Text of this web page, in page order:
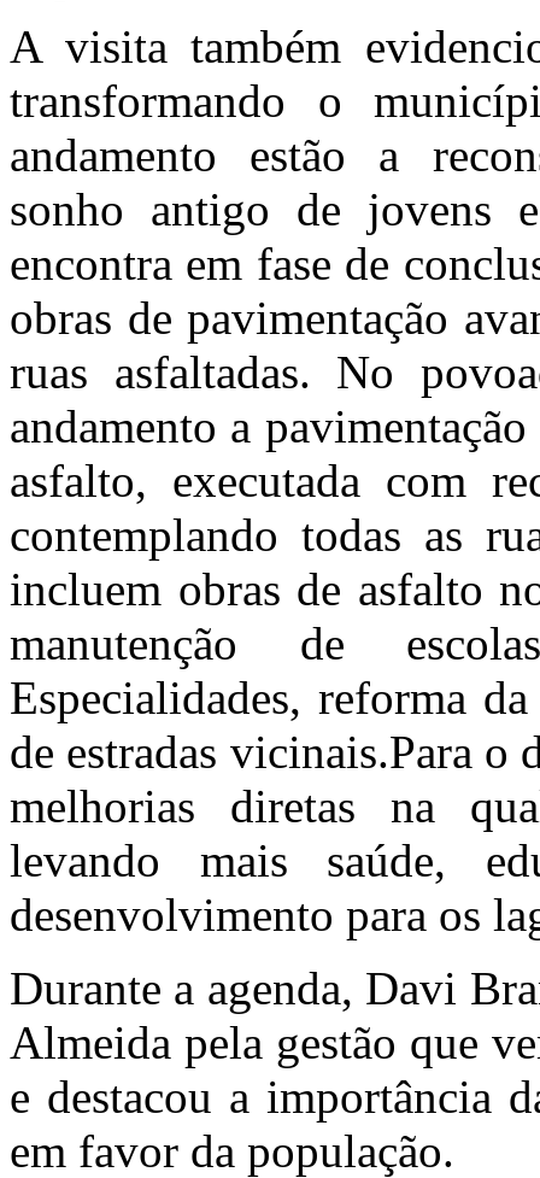
A visita também
transformando o
andamento estão a
sonho antigo de jovens
encontra em fase de
obras de pavimentação
ruas asfaltadas. No
andamento a
asfalto, executada com
contemplando todas as
incluem obras de asfalto
manutenção de
Especialidades, reforma
de estradas vicinais.Para o
melhorias diretas na
levando mais saúde,
desenvolvimento para os
Durante a agenda, Davi
Almeida pela gestão que
e destacou a importância
em favor da população.